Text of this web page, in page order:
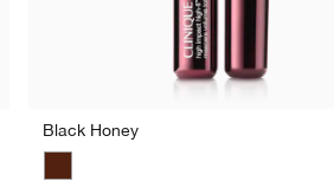
Black Honey